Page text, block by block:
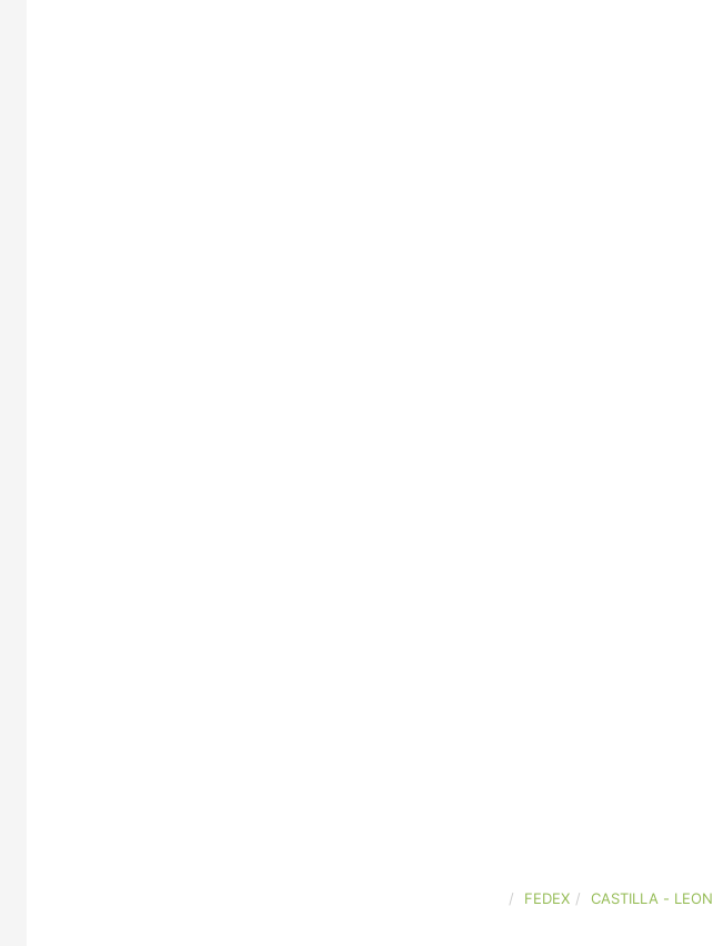
FEDEX CASTILLA - LEON